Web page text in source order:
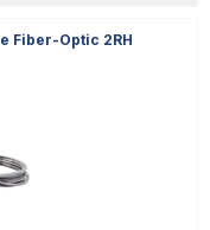
Fiber-Optic 2RH